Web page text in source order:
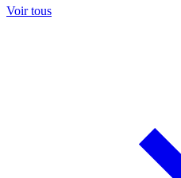
Voir tous